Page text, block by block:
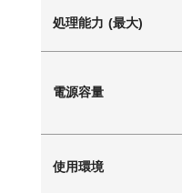
処理能力 (最大)
電源容量
使用環境